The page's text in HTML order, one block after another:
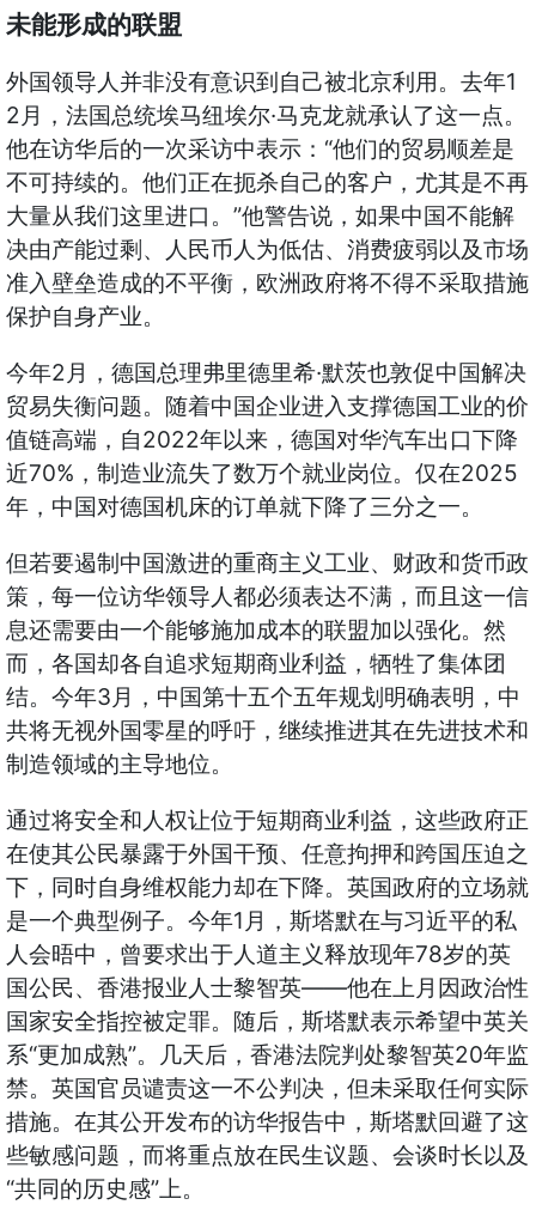
未能形成的联盟
外国领导人并非没有意识到自己被北京利用。去年1
2 月，法国总统埃马纽埃尔·马克龙就承认了这一点。
他在访华后的一次采访中表示： “他们的贸易顺差是
不可持续的。他们正在扼杀自己的客户，尤其是不再
大量从我们这里进口。 ”他警告说，如果中国不能解
决由产能过剩、人民币人为低估、消费疲弱以及市场
准入壁垒造成的不平衡，欧洲政府将不得不采取措施
保护自身产业。
今年2 月，德国总理弗里德里希·默茨也敦促中国解决
贸易失衡问题。随着中国企业进入支撑德国工业的价
值链高端，自2022年以来，德国对华汽车出口下降
近70% ，制造业流失了数万个就业岗位。仅在2025
年，中国对德国机床的订单就下降了三分之一。
但若要遏制中国激进的重商主义工业、财政和货币政
策，每一位访华领导人都必须表达不满，而且这一信
息还需要由一个能够施加成本的联盟加以强化。然
而，各国却各自追求短期商业利益，牺牲了集体团
结。今年3 月，中国第十五个五年规划明确表明，中
共将无视外国零星的呼吁，继续推进其在先进技术和
制造领域的主导地位。
通过将安全和人权让位于短期商业利益，这些政府正
在使其公民暴露于外国干预、任意拘押和跨国压迫之
下，同时自身维权能力却在下降。英国政府的立场就
是一个典型例子。今年1 月，斯塔默在与习近平的私
人会晤中，曾要求出于人道主义释放现年78岁的英
国公民、香港报业人士黎智英——他在上月因政治性
国家安全指控被定罪。随后，斯塔默表示希望中英关
系“更加成熟”。几天后，香港法院判处黎智英20年监
禁。英国官员谴责这一不公判决，但未采取任何实际
措施。在其公开发布的访华报告中，斯塔默回避了这
些敏感问题，而将重点放在民生议题、会谈时长以及
“共同的历史感”上。